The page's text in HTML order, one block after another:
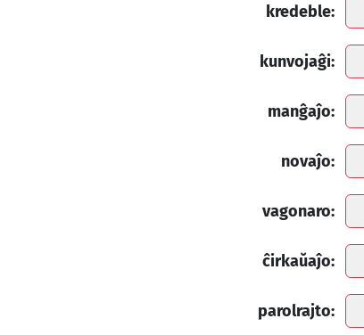
kredeble:
kunvojaĝi:
manĝaĵo:
novaĵo:
vagonaro:
ĉirkaŭaĵo:
parolrajto: